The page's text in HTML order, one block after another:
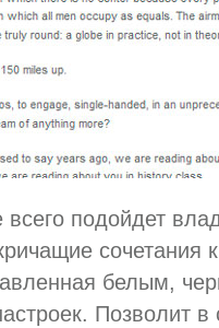
подойдет
белым,
Позволит